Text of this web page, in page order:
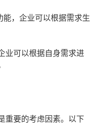
能，企业可以根据需求生
业可以根据自身需求进
重要的考虑因素。以下